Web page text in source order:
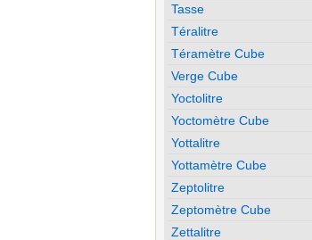
Tasse
Téralitre
Téramètre Cube
Verge Cube
Yoctolitre
Yoctomètre Cube
Yottalitre
Yottamètre Cube
Zeptolitre
Zeptomètre Cube
Zettalitre